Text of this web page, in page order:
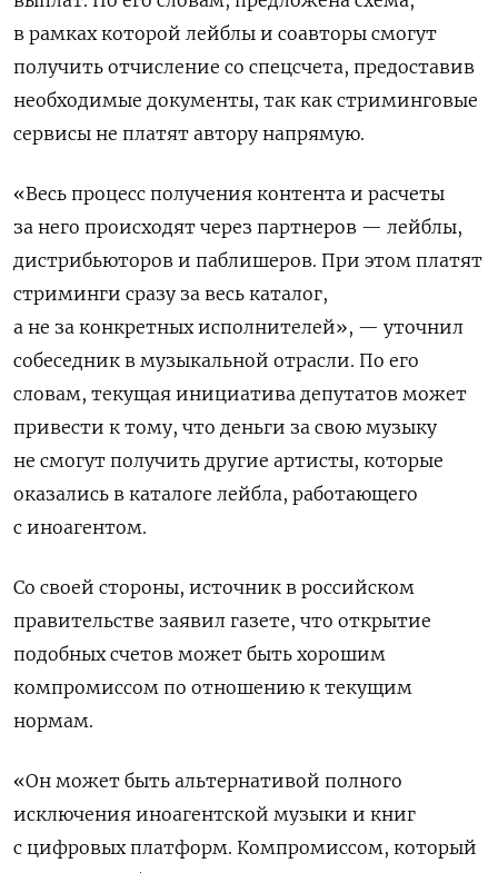
в рамках которой лейблы и соавторы смогут
получить отчисление со спецсчета, предоставив
необходимые документы, так как стриминговые
сервисы не платят автору напрямую.
«Весь процесс получения контента и расчеты
за него происходят через партнеров — лейблы,
дистрибьюторов и паблишеров. При этом платят
стриминги сразу за весь каталог,
а не за конкретных исполнителей», — уточнил
собеседник в музыкальной отрасли. По его
словам, текущая инициатива депутатов может
привести к тому, что деньги за свою музыку
не смогут получить другие артисты, которые
оказались в каталоге лейбла, работающего
с иноагентом.
Со своей стороны, источник в российском
правительстве заявил газете, что открытие
подобных счетов может быть хорошим
компромиссом по отношению к текущим
нормам.
«Он может быть альтернативой полного
исключения иноагентской музыки и книг
с цифровых платформ. Компромиссом, который